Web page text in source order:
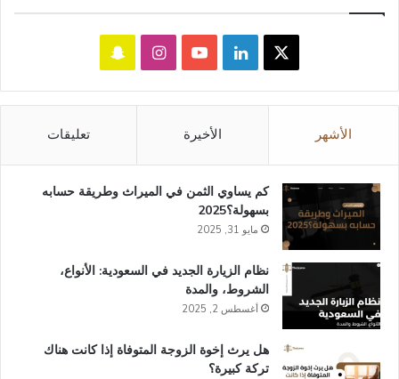
لينكدإن‫YouTubeانستقرامسناب
تشات
الأشهر الأخيرة تعليقات
كم يساوي الثمن في الميراث​ وطريقة حسابه
بسهولة؟2025
مايو 31, 2025
نظام الزيارة الجديد في السعودية: الأنواع،
الشروط، والمدة
أغسطس 2, 2025
هل يرث إخوة الزوجة المتوفاة إذا كانت هناك
تركة كبيرة؟